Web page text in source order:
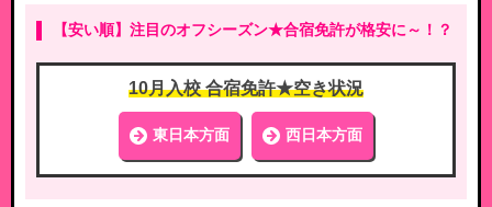
【安い順】注目のオフシーズン★合宿免許が格安に～！？
10月入校 合宿免許★空き状況
東日本方面 西日本方面